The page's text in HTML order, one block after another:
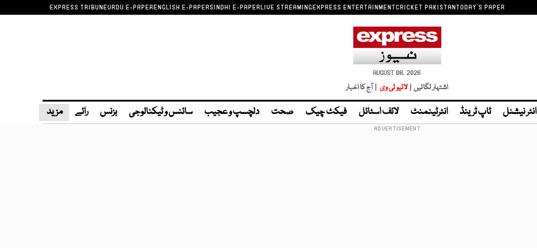
EXPRESS TRIBUNEURDU E-PAPERENGLISH E-PAPERSINDHI E-PAPERLIVE STREAMINGEXPRESS ENTERTAINMENTCRICKET PAKISTANTODAY'S PAPER
AUGUST 08, 2026
اشتہار لگائیں | لائیو ٹی وی | آج کا اخبار
انٹر نیشنل ٹاپ ٹرینڈ انٹرٹینمنٹ لائف اسٹائل فیکٹ چیک صحت دلچسپ و عجیب سائنس و ٹیکنالوجی بزنس رائے مزید